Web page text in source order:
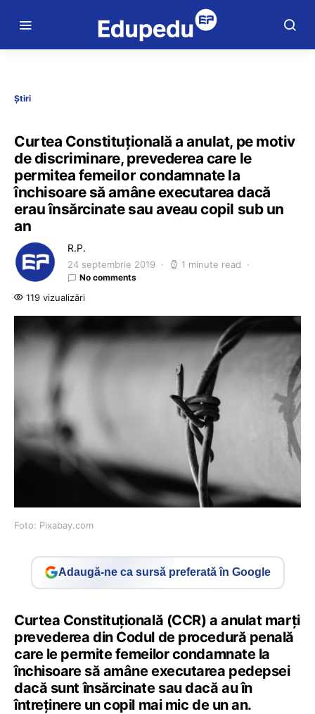
Știri
Curtea Constituțională a anulat, pe motiv
de discriminare, prevederea care le
permitea femeilor condamnate la
închisoare să amâne executarea dacă
erau însărcinate sau aveau copil sub un
an
R.P.
24 septembrie 2019 1 minute read
No comments
119 vizualizări
Foto: Pixabay.com
Adaugă-ne ca sursă preferată în Google
Curtea Constituțională (CCR) a anulat marți
prevederea din Codul de procedură penală
care le permite femeilor condamnate la
închisoare să amâne executarea pedepsei
dacă sunt însărcinate sau dacă au în
întreținere un copil mai mic de un an.